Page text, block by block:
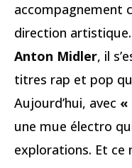
accompagnement
direction artistique.
Anton Midler, il
titres rap et pop
Aujourd’hui, avec «
une mue électro
explorations. Et ce